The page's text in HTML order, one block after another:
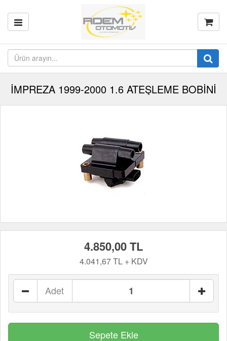
İMPREZA 1999-2000 1.6 ATEŞLEME BOBİNİ
4.850,00 TL
4.041,67 TL + KDV
Adet